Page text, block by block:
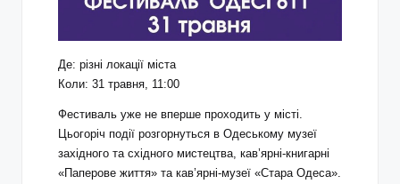
Де: різні локації міста
Коли: 31 травня, 11:00
Фестиваль уже не вперше проходить у місті.
Цьогоріч події розгорнуться в Одеському музеї
західного та східного мистецтва, кав’ярні-книгарні
«Паперове життя» та кав’ярні-музеї «Стара Одеса».